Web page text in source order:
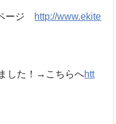
ージ http://www.ekite
した！→こちらへhtt